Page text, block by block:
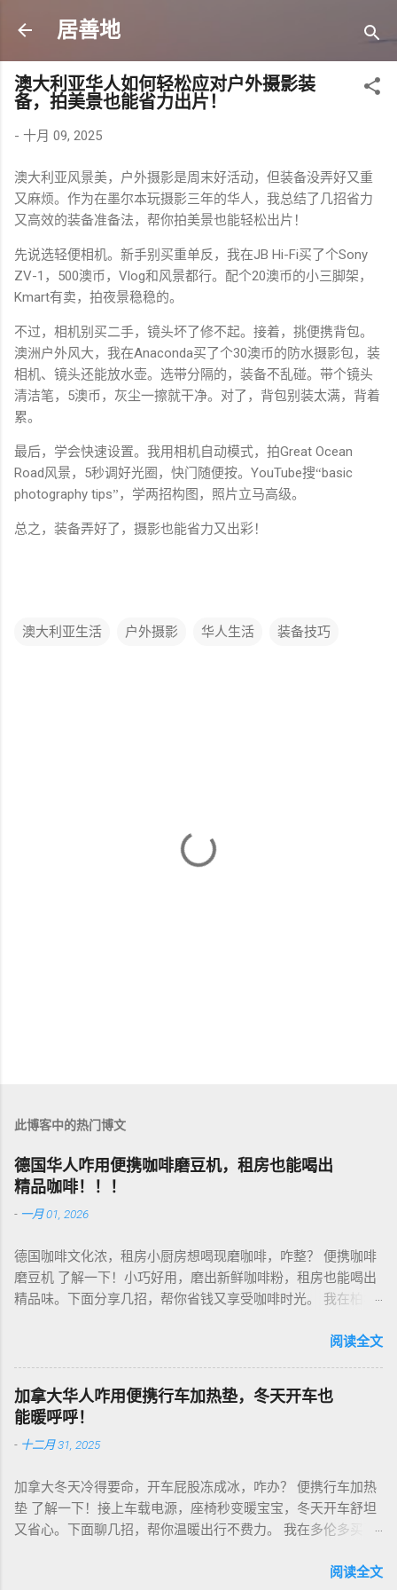
居善地
澳大利亚华人如何轻松应对户外摄影装
备，拍美景也能省力出片！
- 十月 09, 2025
澳大利亚风景美，户外摄影是周末好活动，但装备没弄好又重
又麻烦。作为在墨尔本玩摄影三年的华人，我总结了几招省力
又高效的装备准备法，帮你拍美景也能轻松出片！
先说选轻便相机。新手别买重单反，我在JB Hi-Fi买了个Sony
ZV-1 ， 500澳币， Vlog和风景都行。配个20澳币的小三脚架，
Kmart有卖，拍夜景稳稳的。
不过，相机别买二手，镜头坏了修不起。接着，挑便携背包。
澳洲户外风大，我在Anaconda买了个30澳币的防水摄影包，装
相机、镜头还能放水壶。选带分隔的，装备不乱碰。带个镜头
清洁笔， 5澳币，灰尘一擦就干净。对了，背包别装太满，背着
累。
最后，学会快速设置。我用相机自动模式，拍Great Ocean
Road风景， 5秒调好光圈，快门随便按。 YouTube搜“basic
photography tips”，学两招构图，照片立马高级。
总之，装备弄好了，摄影也能省力又出彩！
澳大利亚生活 户外摄影 华人生活 装备技巧
此博客中的热门博文
德国华人咋用便携咖啡磨豆机，租房也能喝出
精品咖啡！！！
- 一月 01, 2026
德国咖啡文化浓，租房小厨房想喝现磨咖啡，咋整？ 便携咖啡
磨豆机 了解一下！小巧好用，磨出新鲜咖啡粉，租房也能喝出
精品味。下面分享几招，帮你省钱又享受咖啡时光。 我在柏林
挑磨豆机看磨芯，陶瓷的耐用不发热，像Hario、Porlex这些牌
邻居可能嫌吵…… 磨豆有讲究。粗磨适合法压壶，细磨适合意式
咖啡机，App上查磨豆粗细对照表，新手不翻车。我每周磨一
次，存密封罐，早上冲杯咖啡，香到飞起！德国超市咖啡豆
贵，网购Amazon.de或本地咖啡店促销，10欧元买半磅好豆，
欧元搞定。华人微信群也有二手交易，20欧元能淘好货。 便携
咖啡磨豆机 让德国华人租房也能喝精品咖啡，赶紧试试，生活
更有味！
阅读全文
加拿大华人咋用便携行车加热垫，冬天开车也
能暖呼呼！
- 十二月 31, 2025
加拿大冬天冷得要命，开车屁股冻成冰，咋办？ 便携行车加热
垫 了解一下！接上车载电源，座椅秒变暖宝宝，冬天开车舒坦
又省心。下面聊几招，帮你温暖出行不费力。 我在多伦多买了
质，绒布的舒服又耐用，像Wagan、Comfier这些牌子，加热快
阅读全文